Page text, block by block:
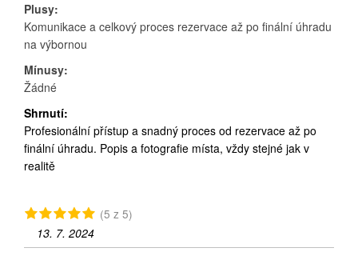
Plusy:
Komunikace a celkový proces rezervace až po finální úhradu
na výbornou
Mínusy:
Žádné
Shrnutí:
Profesionální přístup a snadný proces od rezervace až po
finální úhradu. Popis a fotografie místa, vždy stejné jak v
realitě
(5 z 5)
13. 7. 2024